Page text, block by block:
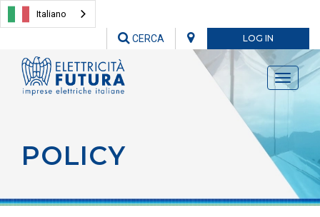
Italiano
LOG IN
CERCA
Toggle
POLICY